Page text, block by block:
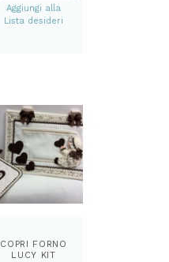
Aggiungi alla
Lista desideri
COPRI FORNO
LUCY KIT